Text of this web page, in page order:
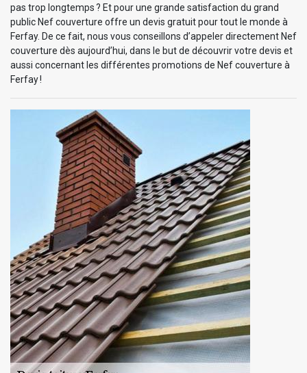
pas trop longtemps ? Et pour une grande satisfaction du grand
public Nef couverture offre un devis gratuit pour tout le monde à
Ferfay. De ce fait, nous vous conseillons d’appeler directement Nef
couverture dès aujourd’hui, dans le but de découvrir votre devis et
aussi concernant les différentes promotions de Nef couverture à
Ferfay !